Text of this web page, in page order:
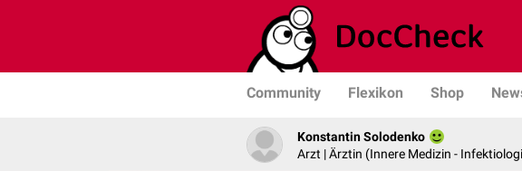
Community Flexikon Shop
Konstantin Solodenko
Arzt | Ärztin (Innere Medizin -